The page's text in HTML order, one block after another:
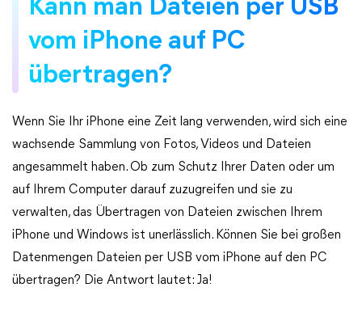
Kann man Dateien per USB
vom iPhone auf PC
übertragen?
Wenn Sie Ihr iPhone eine Zeit lang verwenden, wird sich eine
wachsende Sammlung von Fotos, Videos und Dateien
angesammelt haben. Ob zum Schutz Ihrer Daten oder um
auf Ihrem Computer darauf zuzugreifen und sie zu
verwalten, das Übertragen von Dateien zwischen Ihrem
iPhone und Windows ist unerlässlich. Können Sie bei großen
Datenmengen Dateien per USB vom iPhone auf den PC
übertragen? Die Antwort lautet: Ja!